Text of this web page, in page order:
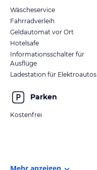
Wäscheservice
Fahrradverleih
Geldautomat vor Ort
Hotelsafe
Informationsschalter für
Ausflüge
Ladestation für Elektroautos
Parken
Kostenfrei